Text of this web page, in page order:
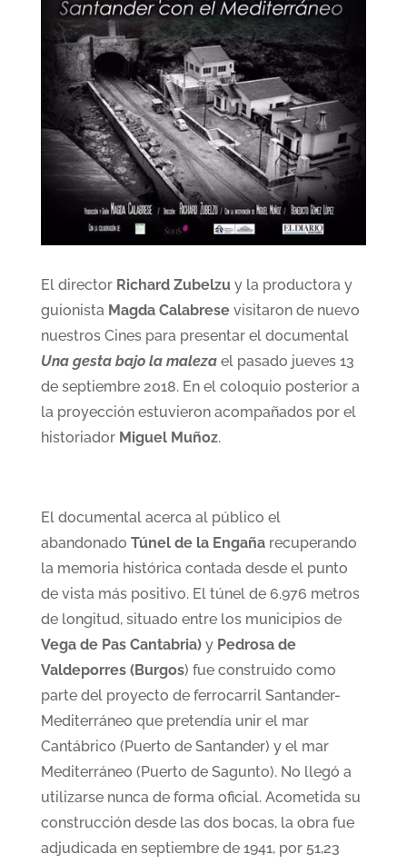
El director Richard Zubelzu y la productora y
guionista Magda Calabresevisitaron de nuevo
nuestros Cines para presentar el documental
Una gesta bajo la maleza el pasado jueves 13
de septiembre 2018. En el coloquio posterior a
la proyección estuvieron acompañados por el
historiador Miguel Muñoz.
El documental acerca al público el
abandonado Túnel de la Engañarecuperando
la memoria histórica contada desde el punto
de vista más positivo. El túnel de 6.976 metros
de longitud, situado entre los municipios de
Vega de Pas Cantabria)y Pedrosa de
Valdeporres (Burgos) fue construido como
parte del proyecto de ferrocarril Santander-
Mediterráneo que pretendía unir el mar
Cantábrico (Puerto de Santander) y el mar
Mediterráneo (Puerto de Sagunto). No llegó a
utilizarse nunca de forma oficial. Acometida su
construcción desde las dos bocas, la obra fue
adjudicada en septiembre de 1941, por 51,23